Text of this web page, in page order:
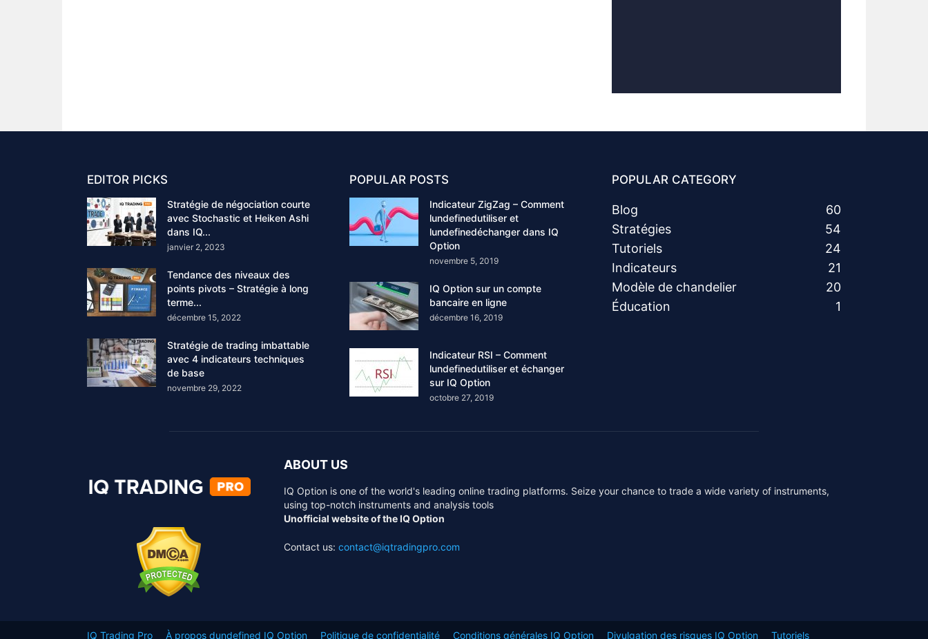
EDITOR PICKS
Stratégie de négociation courte
avec Stochastic et Heiken Ashi
dans IQ...
janvier 2, 2023
Tendance des niveaux des
points pivots – Stratégie à long
terme...
décembre 15, 2022
Stratégie de trading imbattable
avec 4 indicateurs techniques
de base
novembre 29, 2022
POPULAR POSTS
Indicateur ZigZag – Comment
lundefinedutiliser et
lundefinedéchanger dans IQ
Option
novembre 5, 2019
IQ Option sur un compte
bancaire en ligne
décembre 16, 2019
Indicateur RSI – Comment
lundefinedutiliser et échanger
sur IQ Option
octobre 27, 2019
POPULAR CATEGORY
Blog
60
Stratégies
54
Tutoriels
24
Indicateurs
21
Modèle de chandelier
20
Éducation
1
ABOUT US
IQ Option is one of the world's leading online trading platforms. Seize your chance to trade a wide variety of instruments,
using top-notch instruments and analysis tools
Unofficial website of the IQ Option
Contact us: contact@iqtradingpro.com
IQ Trading Pro À propos dundefined IQ Option Politique de confidentialité Conditions générales IQ Option Divulgation des risques IQ Option Tutoriels